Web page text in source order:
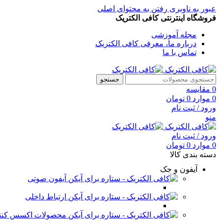
عبور به ناوبری رفتن به محتوای اصلی
فروشگاه اینترنتی کافی الکتریک
مجله آموزشی
درباره ما، معرفی کافی الکتریک
تماس با ما
جستجو
0 مقایسه
0 موارد 0 تومان
ورود / ثبت نام
منو
ورود / ثبت نام
0 موارد 0 تومان
دسته بندی کالا
آیفون و جک
آیفون صوتی
ارتباط داخلی
محصولات اکسس